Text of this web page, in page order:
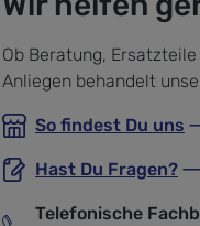
Ob Beratung,
Anliegen behandelt
So findest Du uns
Hast Du Fragen?
Telefonische